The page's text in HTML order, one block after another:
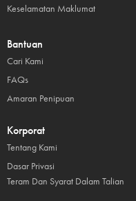
Keselamatan Maklumat
Bantuan
Cari Kami
FAQs
Amaran Penipuan
Korporat
Tentang Kami
Dasar Privasi
Teram Dan Syarat Dalam Talian